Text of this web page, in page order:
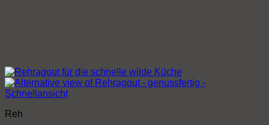
Schnellansicht
Reh